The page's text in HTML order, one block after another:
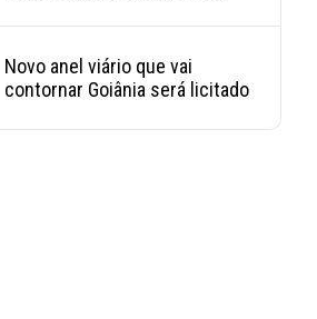
Novo anel viário que vai
contornar Goiânia será licitado